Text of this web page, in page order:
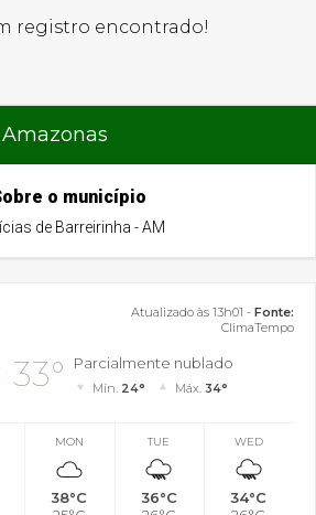
registro encontrado!
o município
de Barreirinha - AM
Atualizado às 13h01 - Fonte:
ClimaTempo
33° Parcialmente nublado
Mín. 24° Máx. 34°
MON
38°C
TUE
36°C
WED
34°C